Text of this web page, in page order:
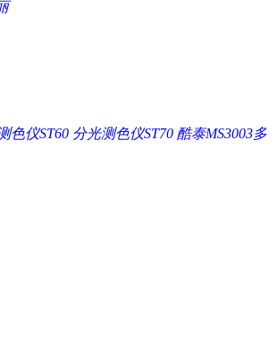
色仪ST60 分光测色仪ST70 酷泰MS3003多